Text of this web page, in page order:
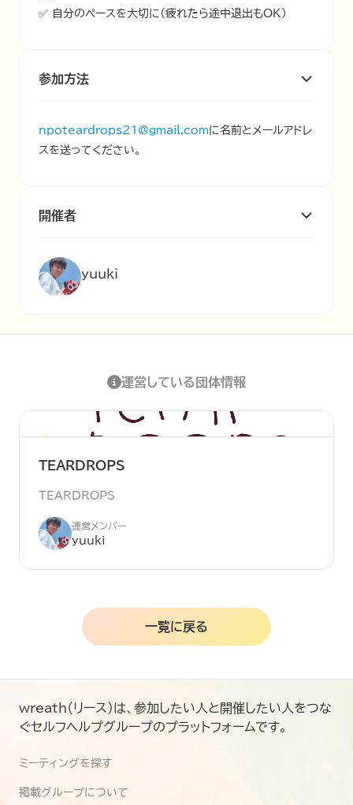
✅ 自分のペースを大切に（疲れたら途中退出もOK）
参加方法
npoteardrops21@gmail.comに名前とメールアドレ
スを送ってください。
開催者
yuuki
運営している団体情報
TEARDROPS
TEARDROPS
運営メンバー
yuuki
一覧に戻る
wreath（リース）は、参加したい人と開催したい人をつな
ぐセルフヘルプグループのプラットフォームです。
ミーティングを探す
掲載グループについて